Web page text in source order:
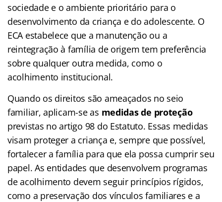
sociedade e o ambiente prioritário para o
desenvolvimento da criança e do adolescente. O
ECA estabelece que a manutenção ou a
reintegração à família de origem tem preferência
sobre qualquer outra medida, como o
acolhimento institucional.
Quando os direitos são ameaçados no seio
familiar, aplicam-se as medidas de proteção
previstas no artigo 98 do Estatuto. Essas medidas
visam proteger a criança e, sempre que possível,
fortalecer a família para que ela possa cumprir seu
papel. As entidades que desenvolvem programas
de acolhimento devem seguir princípios rígidos,
como a preservação dos vínculos familiares e a